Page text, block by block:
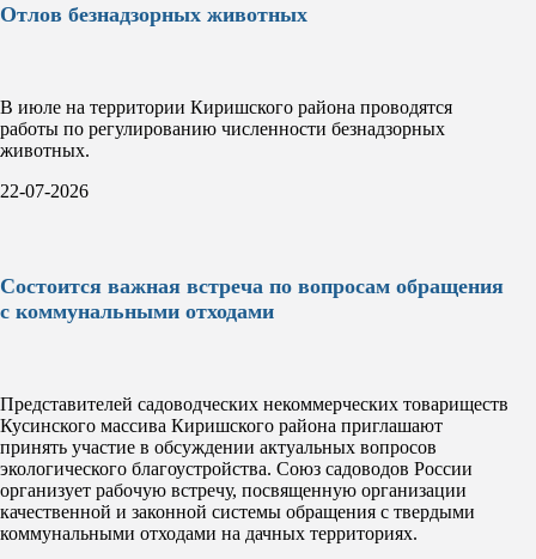
Отлов безнадзорных животных
В июле на территории Киришского района проводятся
работы по регулированию численности безнадзорных
животных.
22-07-2026
Состоится важная встреча по вопросам обращения
с коммунальными отходами
Представителей садоводческих некоммерческих товариществ
Кусинского массива Киришского района приглашают
принять участие в обсуждении актуальных вопросов
экологического благоустройства. Союз садоводов России
организует рабочую встречу, посвященную организации
качественной и законной системы обращения с твердыми
коммунальными отходами на дачных территориях.